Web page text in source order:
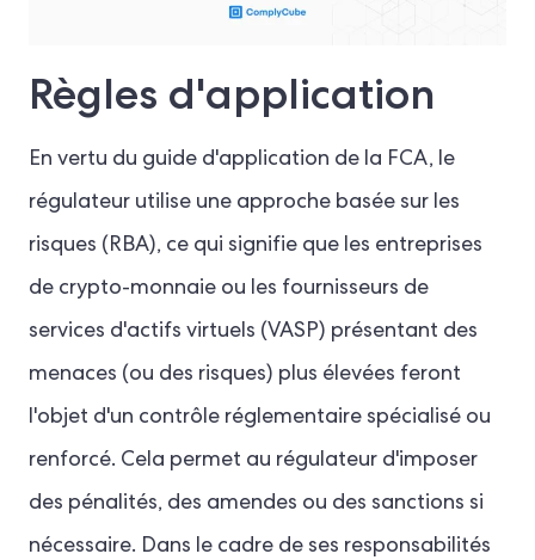
Règles d'application
En vertu du guide d'application de la FCA, le
régulateur utilise une approche basée sur les
risques (RBA), ce qui signifie que les entreprises
de crypto-monnaie ou les fournisseurs de
services d'actifs virtuels (VASP) présentant des
menaces (ou des risques) plus élevées feront
l'objet d'un contrôle réglementaire spécialisé ou
renforcé. Cela permet au régulateur d'imposer
des pénalités, des amendes ou des sanctions si
nécessaire. Dans le cadre de ses responsabilités